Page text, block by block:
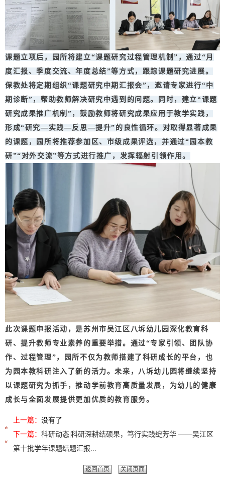
课题立项后，园所将建立“课题研究过程管理机制”，通过“月
度汇报、季度交流、年度总结”等方式，跟踪课题研究进展。
保教处将定期组织“课题研究中期汇报会”，邀请专家进行“中
期诊断”，帮助教师解决研究中遇到的问题。同时，建立“课题
研究成果推广机制”，鼓励教师将研究成果应用于教学实践，
形成“研究—实践—反思—提升”的良性循环。对取得显著成果
的课题，园所将推荐参加区、市级成果评选，并通过“园本教
研”“对外交流”等方式进行推广，发挥辐射引领作用。
此次课题申报活动，是苏州市吴江区八坼幼儿园深化教育科
研、提升教师专业素养的重要举措。通过“专家引领、团队协
作、过程管理”，园所不仅为教师搭建了科研成长的平台，也
为园本教科研注入了新的活力。未来，八坼幼儿园将继续坚持
以课题研究为抓手，推动学前教育高质量发展，为幼儿的健康
成长与全面发展提供更加优质的教育服务。
上一篇： 没有了
下一篇： 科研动态|科研深耕结硕果，笃行实践绽芳华 ——吴江区
第十批学年课题结题汇报...
返回首页 关闭页面